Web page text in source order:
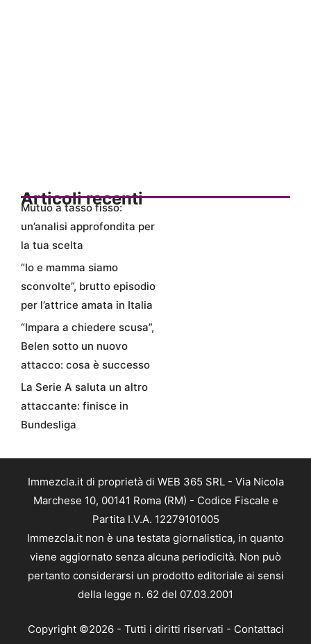
Articoli recenti
Mutuo a tasso fisso:
un’analisi approfondita per
la tua scelta
“Io e mamma siamo
sconvolte”, brutto episodio
per l’attrice amata in Italia
“Impara a chiedere scusa”,
Belen sotto un nuovo
attacco: cosa è successo
La Serie A saluta un altro
attaccante: finisce in
Bundesliga
Immezcla.it di proprietà di WEB 365 SRL - Via Nicola
Marchese 10, 00141 Roma (RM) - Codice Fiscale e
Partita I.V.A. 12279101005
Immezcla.it non è una testata giornalistica, in quanto
viene aggiornato senza alcuna periodicità. Non può
pertanto considerarsi un prodotto editoriale ai sensi
della legge n. 62 del 07.03.2001
Copyright ©2026 - Tutti i diritti riservati - Contattaci